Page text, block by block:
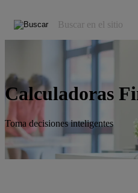
Calculadoras
Toma decisiones inteligentes